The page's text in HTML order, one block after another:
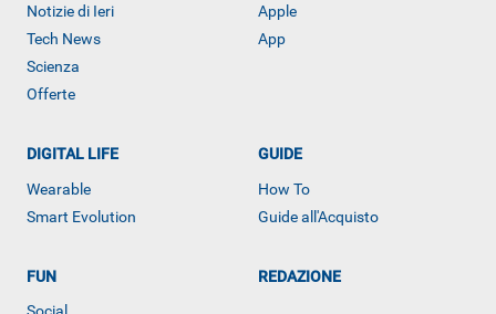
ALTRO
Notizie di Ieri
Tech News
Scienza
Offerte
Apple
App
DIGITAL LIFE
Wearable
Smart Evolution
GUIDE
How To
Guide all'Acquisto
FUN
REDAZIONE